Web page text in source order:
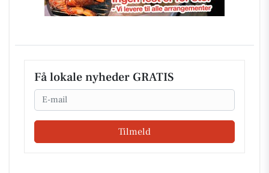
Få lokale nyheder GRATIS
Email
Tilmeld